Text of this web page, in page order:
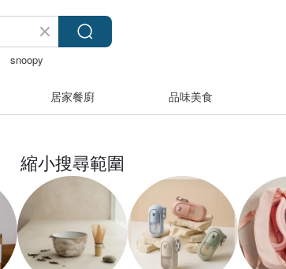
snoopy
居家餐廚 品味美食
縮小搜尋範圍